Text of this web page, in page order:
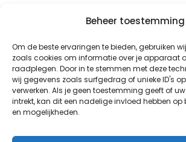
Beheer toestemming
Om de beste ervaringen te bieden, gebruiken
zoals cookies om informatie over je apparaat
raadplegen. Door in te stemmen met deze
wij gegevens zoals surfgedrag of unieke ID's
verwerken. Als je geen toestemming geeft of
intrekt, kan dit een nadelige invloed hebben
en mogelijkheden.
Seizoensafsluiting 27 juni
22 april 2026